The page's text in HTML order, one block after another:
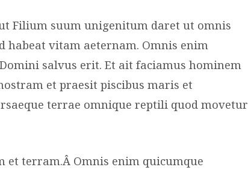
Filium suum unigenitum daret ut omnis
habeat vitam aeternam. Omnis enim
salvus erit. Et ait faciamus hominem
et praesit piscibus maris et
terrae omnique reptili quod movetur
et terram.Â Omnis enim quicumque